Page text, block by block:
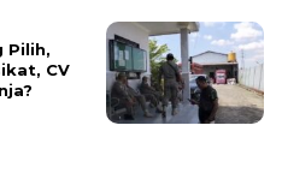
Pilih,
CV